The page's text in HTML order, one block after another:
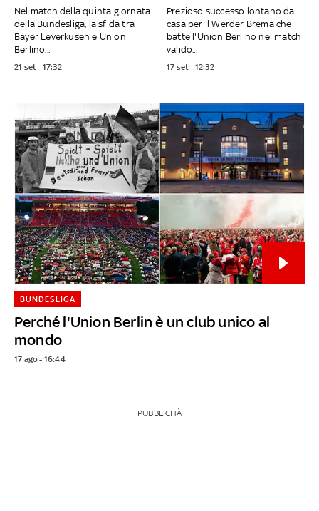
Nel match della quinta giornata
della Bundesliga, la sfida tra
Bayer Leverkusen e Union
Berlino...
21 set - 17:32
Prezioso successo lontano da
casa per il Werder Brema che
batte l'Union Berlino nel match
valido...
17 set - 12:32
Perché l'Union Berlin è un club unico al
mondo
BUNDESLIGA
17 ago - 16:44
PUBBLICITÀ